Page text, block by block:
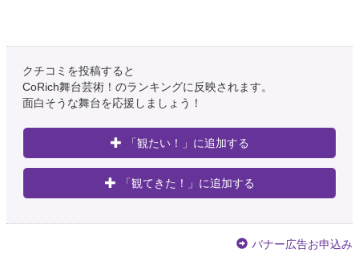
クチコミを投稿すると
CoRich舞台芸術！のランキングに反映されます。
面白そうな舞台を応援しましょう！
「観たい！」に追加する
「観てきた！」に追加する
バナー広告お申込み